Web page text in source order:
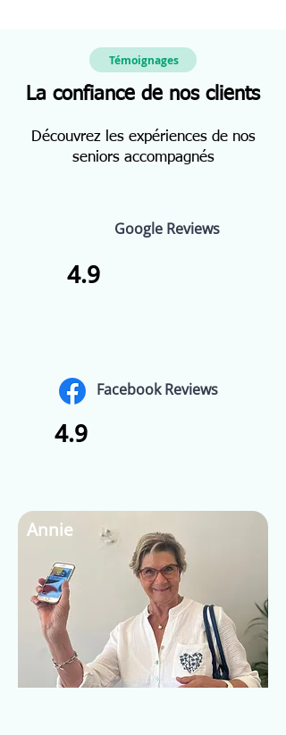
Témoignages
La confiance de nos clients
Découvrez les expériences de nos
seniors accompagnés
Google Reviews
4.9
Facebook Reviews
4.9
Annie